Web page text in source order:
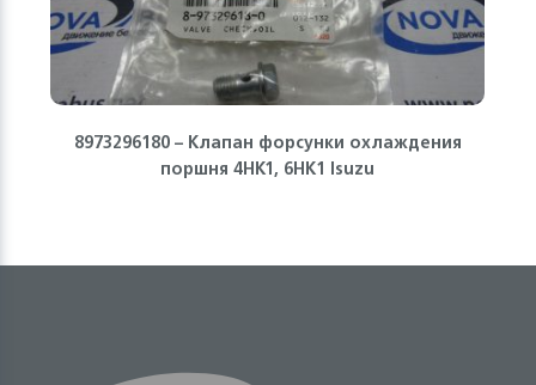
8973296180 – Клапан форсунки охлаждения
поршня 4HK1, 6HK1 Isuzu